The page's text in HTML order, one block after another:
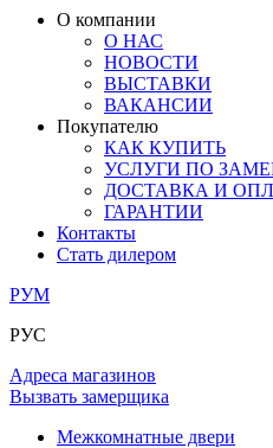
ИЗ МАССИВА ОЛЬХИ
РАСПРОДАЖА ОСТАТКОВ
ВСЕ ДВЕРИ
ПОД ОБОИ И ПОКРАСКУ
РАЗДВИЖНЫЕ
КОМПЛЕКТУЮЩИЕ
ОГРАНИЧИТЕЛИ
ПЕТЛИ
РАЗДВИЖНАЯ СИСТЕМА
СТЕНОВЫЕ ПАНЕЛИ
О компании
О НАС
НОВОСТИ
ВЫСТАВКИ
ВАКАНСИИ
Покупателю
КАК КУПИТЬ
УСЛУГИ ПО
ДОСТАВКА И
ГАРАНТИИ
Контакты
Стать дилером
РУМ
РУС
Адреса магазинов
Вызвать замерщика
Межкомнатные двери